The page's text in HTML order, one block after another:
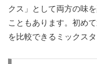
クス」として両方の味
こともあります。初め
を比較できるミックス